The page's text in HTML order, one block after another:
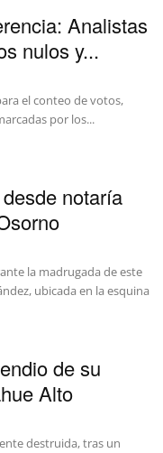
Analistas
nulos y...
el conteo de votos,
por los...
notaría
la madrugada de este
ubicada en la esquina
de su
Alto
destruida, tras un